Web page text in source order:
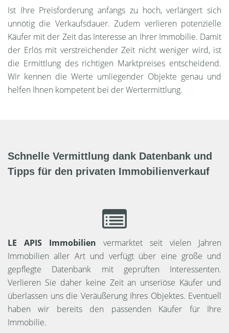
Ist Ihre Preisforderung anfangs zu hoch, verlängert sich
unnötig die Verkaufsdauer. Zudem verlieren potenzielle
Käufer mit der Zeit das Interesse an Ihrer Immobilie. Damit
der Erlös mit verstreichender Zeit nicht weniger wird, ist
die Ermittlung des richtigen Marktpreises entscheidend.
Wir kennen die Werte umliegender Objekte genau und
helfen Ihnen kompetent bei der Wertermittlung.
Schnelle Vermittlung dank Datenbank und
Tipps für den privaten Immobilienverkauf
LE APIS Immobilien vermarktet seit vielen Jahren
Immobilien aller Art und verfügt über eine große und
gepflegte Datenbank mit geprüften Interessenten.
Verlieren Sie daher keine Zeit an unseriöse Käufer und
überlassen uns die Veräußerung Ihres Objektes. Eventuell
haben wir bereits den passenden Käufer für Ihre
Immobilie.